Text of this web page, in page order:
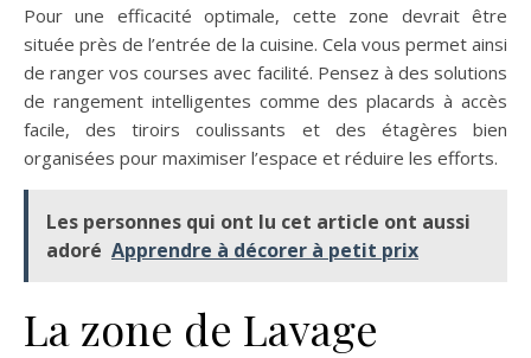
Pour une efficacité optimale, cette zone devrait être
située près de l’entrée de la cuisine. Cela vous permet ainsi
de ranger vos courses avec facilité. Pensez à des solutions
de rangement intelligentes comme des placards à accès
facile, des tiroirs coulissants et des étagères bien
organisées pour maximiser l’espace et réduire les efforts.
Les personnes qui ont lu cet article ont aussi
adoré Apprendre à décorer à petit prix
La zone de Lavage